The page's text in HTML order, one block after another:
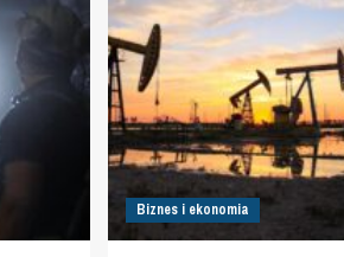
Biznes i ekonomia